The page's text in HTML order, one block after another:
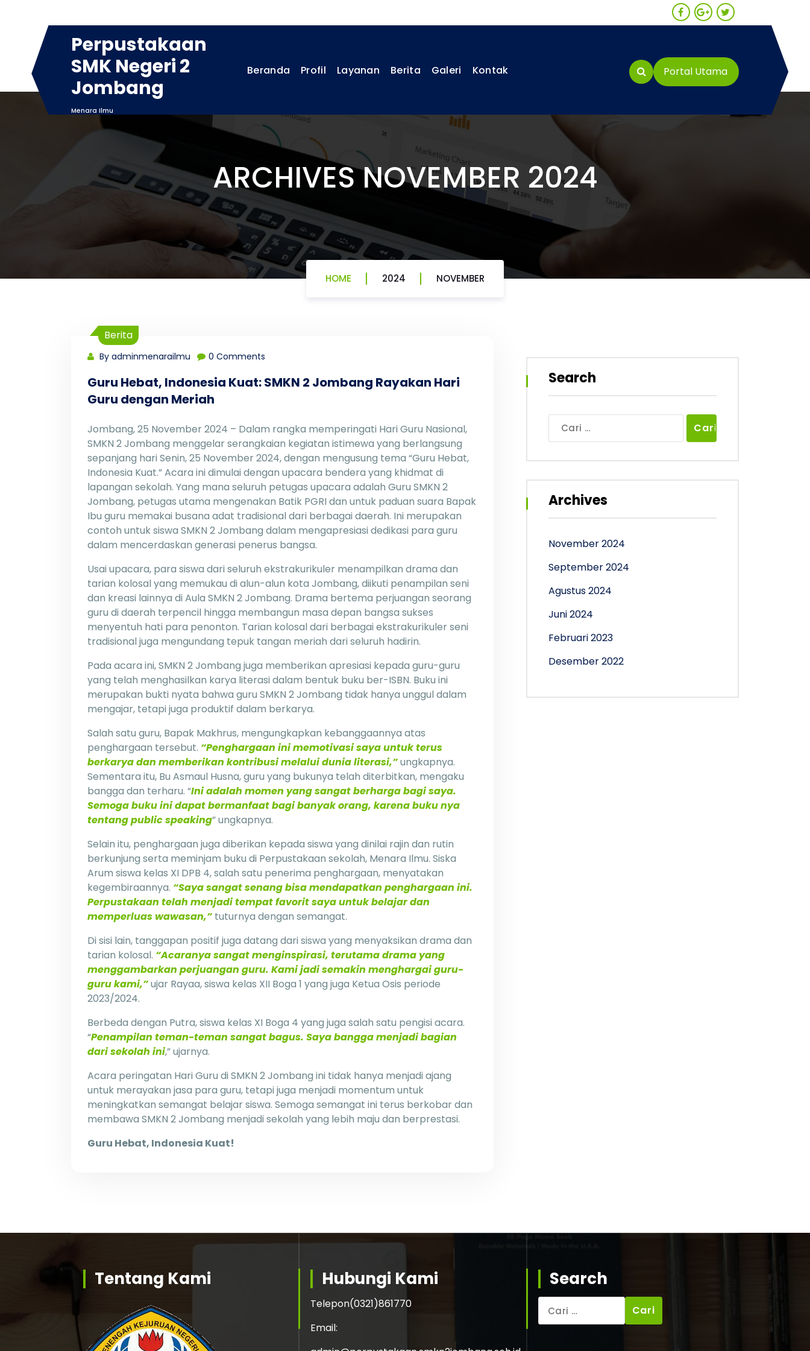
Perpustakaan
SMK Negeri 2
Jombang
Menara Ilmu
Beranda Profil Layanan Berita Galeri Kontak Portal Utama
ARCHIVES NOVEMBER 2024
HOME 2024 NOVEMBER
Berita
By adminmenarailmu 0 Comments
Guru Hebat, Indonesia Kuat: SMKN 2 Jombang Rayakan Hari
Guru dengan Meriah
Jombang, 25 November 2024 – Dalam rangka memperingati Hari Guru Nasional,
SMKN 2 Jombang menggelar serangkaian kegiatan istimewa yang berlangsung
sepanjang hari Senin, 25 November 2024, dengan mengusung tema “Guru Hebat,
Indonesia Kuat.” Acara ini dimulai dengan upacara bendera yang khidmat di
lapangan sekolah. Yang mana seluruh petugas upacara adalah Guru SMKN 2
Jombang, petugas utama mengenakan Batik PGRI dan untuk paduan suara Bapak
Ibu guru memakai busana adat tradisional dari berbagai daerah. Ini merupakan
contoh untuk siswa SMKN 2 Jombang dalam mengapresiasi dedikasi para guru
dalam mencerdaskan generasi penerus bangsa.
Usai upacara, para siswa dari seluruh ekstrakurikuler menampilkan drama dan
tarian kolosal yang memukau di alun-alun kota Jombang, diikuti penampilan seni
dan kreasi lainnya di Aula SMKN 2 Jombang. Drama bertema perjuangan seorang
guru di daerah terpencil hingga membangun masa depan bangsa sukses
menyentuh hati para penonton. Tarian kolosal dari berbagai ekstrakurikuler seni
tradisional juga mengundang tepuk tangan meriah dari seluruh hadirin.
Pada acara ini, SMKN 2 Jombang juga memberikan apresiasi kepada guru-guru
yang telah menghasilkan karya literasi dalam bentuk buku ber-ISBN. Buku ini
merupakan bukti nyata bahwa guru SMKN 2 Jombang tidak hanya unggul dalam
mengajar, tetapi juga produktif dalam berkarya.
Salah satu guru, Bapak Makhrus, mengungkapkan kebanggaannya atas
penghargaan tersebut. “Penghargaan ini memotivasi saya untuk terus
berkarya dan memberikan kontribusi melalui dunia literasi,”ungkapnya.
Sementara itu, Bu Asmaul Husna, guru yang bukunya telah diterbitkan, mengaku
bangga dan terharu. “Ini adalah momen yang sangat berharga bagi saya.
Semoga buku ini dapat bermanfaat bagi banyak orang, karena buku nya
tentang public speaking” ungkapnya.
Selain itu, penghargaan juga diberikan kepada siswa yang dinilai rajin dan rutin
berkunjung serta meminjam buku di Perpustakaan sekolah, Menara Ilmu. Siska
Arum siswa kelas XI DPB 4, salah satu penerima penghargaan, menyatakan
kegembiraannya. “Saya sangat senang bisa mendapatkan penghargaan ini.
Perpustakaan telah menjadi tempat favorit saya untuk belajar dan
memperluas wawasan,”tuturnya dengan semangat.
Di sisi lain, tanggapan positif juga datang dari siswa yang menyaksikan drama dan
tarian kolosal. “Acaranya sangat menginspirasi, terutama drama yang
menggambarkan perjuangan guru. Kami jadi semakin menghargai guru-
guru kami,”ujar Rayaa, siswa kelas XII Boga 1 yang juga Ketua Osis periode
2023/2024.
Berbeda dengan Putra, siswa kelas XI Boga 4 yang juga salah satu pengisi acara.
“Penampilan teman-teman sangat bagus. Saya bangga menjadi bagian
dari sekolah ini,” ujarnya.
Acara peringatan Hari Guru di SMKN 2 Jombang ini tidak hanya menjadi ajang
untuk merayakan jasa para guru, tetapi juga menjadi momentum untuk
meningkatkan semangat belajar siswa. Semoga semangat ini terus berkobar dan
membawa SMKN 2 Jombang menjadi sekolah yang lebih maju dan berprestasi.
Guru Hebat, Indonesia Kuat!
Search
untuk:
Archives
November 2024
September 2024
Agustus 2024
Juni 2024
Februari 2023
Desember 2022
Tentang Kami Hubungi Kami
Telepon(0321)861770
Email:
Search
untuk: